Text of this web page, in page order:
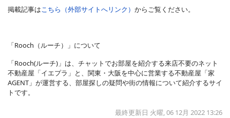
掲載記事はこちら（外部サイトへリンク） からご覧ください。
「Rooch（ルーチ）」について
「Rooch(ルーチ)」は、チャットでお部屋を紹介する来店不要のネット
不動産屋「イエプラ」と、関東・大阪を中心に営業する不動産屋「家
AGENT」が運営する、部屋探しの疑問や街の情報について紹介するサイ
トです。
最終更新日 火曜, 06 12月 2022 13:26